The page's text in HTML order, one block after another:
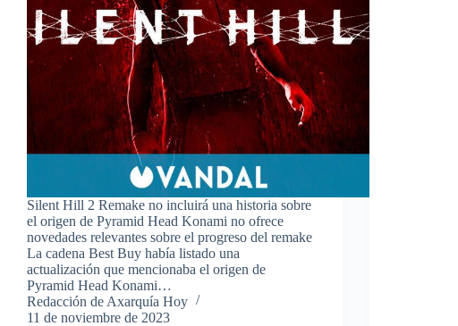
Silent Hill 2 Remake no incluirá una historia sobre
el origen de Pyramid Head Konami no ofrece
novedades relevantes sobre el progreso del remake
La cadena Best Buy había listado una
actualización que mencionaba el origen de
Pyramid Head Konami…
Redacción de Axarquía Hoy
11 de noviembre de 2023